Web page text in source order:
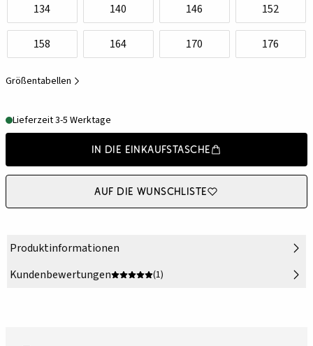
134 140 146 152
158 164 170 176
Größentabellen
Lieferzeit 3-5 Werktage
In die Einkaufstasche
Auf die Wunschliste
Produktinformationen
Kundenbewertungen
(1)